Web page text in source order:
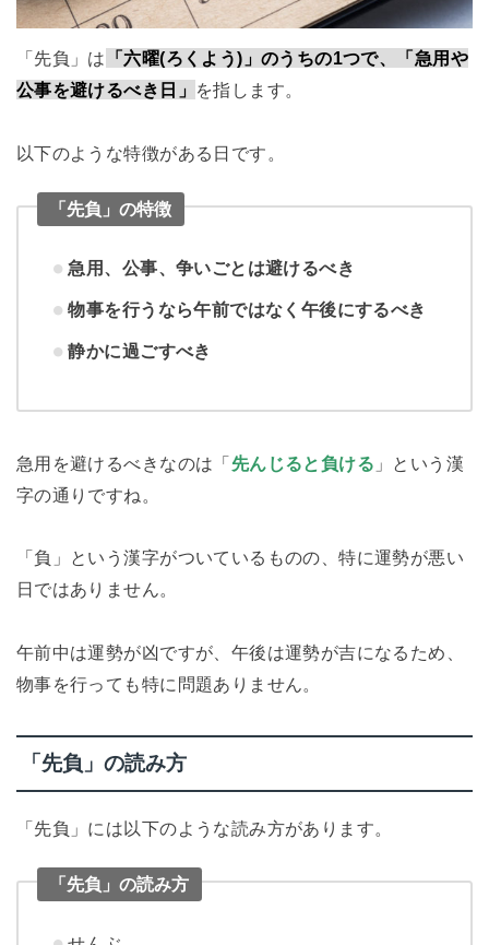
「先負」は
「六曜(ろくよう)」のうちの1つで、「急用や
公事を避けるべき日」 を指します。
以下のような特徴がある日です。
「先負」の特徴
急用、公事、争いごとは避けるべき
物事を行うなら午前ではなく午後にするべき
静かに過ごすべき
急用を避けるべきなのは「先んじると負ける 」という漢
字の通りですね。
「負」という漢字がついているものの、特に運勢が悪い
日ではありません。
午前中は運勢が凶ですが、午後は運勢が吉になるため、
物事を行っても特に問題ありません。
「先負」の読み方
「先負」には以下のような読み方があります。
「先負」の読み方